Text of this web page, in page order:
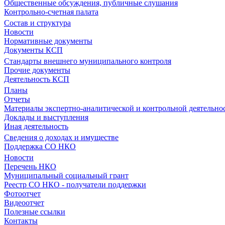
Общественные обсуждения, публичные слушания
Контрольно-счетная палата
Состав и структура
Новости
Нормативные документы
Документы КСП
Стандарты внешнего муниципального контроля
Прочие документы
Деятельность КСП
Планы
Отчеты
Материалы экспертно-аналитической и контрольной
Доклады и выступления
Иная деятельность
Сведения о доходах и имуществе
Поддержка СО НКО
Новости
Перечень НКО
Муниципальный социальный грант
Реестр СО НКО - получатели поддержки
Фотоотчет
Видеоотчет
Полезные ссылки
Контакты